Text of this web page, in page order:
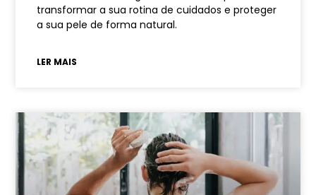
transformar a sua rotina de cuidados e proteger
a sua pele de forma natural.
LER MAIS